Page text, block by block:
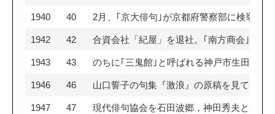
1940 40 2月、｢京大俳句｣が京都府警察部に検挙さ
1942 42 合資会社「紀屋」を退社。｢南方商会｣を設
1943 43 のちに｢三鬼館｣と呼ばれる神戸市生田区山
1946 46 山口誓子の句集『激浪』の原稿を見て感激
1947 47 現代俳句協会を石田波郷，神田秀夫ととも